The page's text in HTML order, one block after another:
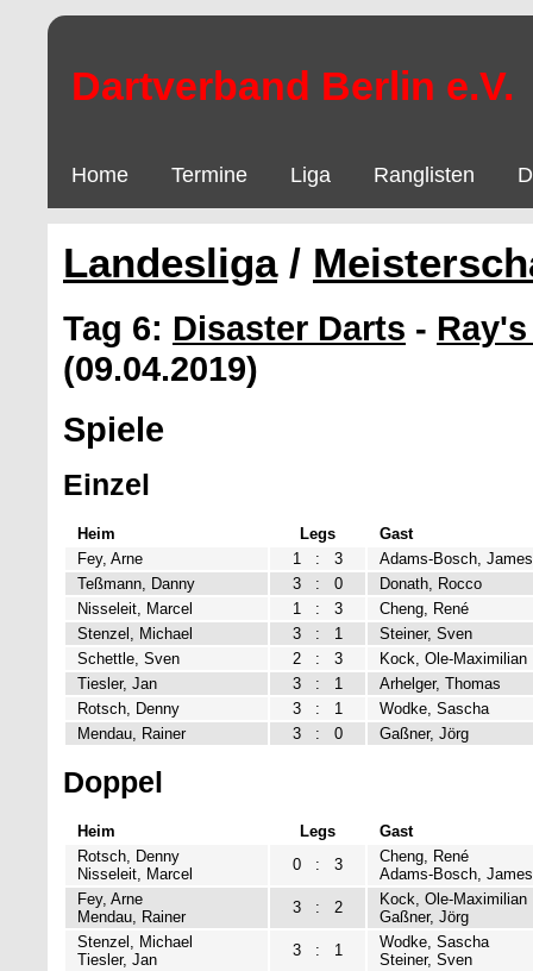
Dartverband Berlin e.V.
Home Termine Liga Ranglisten
Landesliga/
Tag 6: Disaster Darts -
(09.04.2019)
Spiele
Einzel
Heim Legs
Gast
Fey, Arne
1 : 3
Adams-Bosch, James
Teßmann, Danny
3 : 0
Donath, Rocco
Nisseleit, Marcel
1 : 3
Cheng, René
Stenzel, Michael
3 : 1
Steiner, Sven
Schettle, Sven
2 : 3
Kock, Ole-Maximilian
Tiesler, Jan
3 : 1
Arhelger, Thomas
Rotsch, Denny
3 : 1
Wodke, Sascha
Mendau, Rainer
3 : 0 Gaßner, Jörg
Doppel
Heim Legs
Gast
Rotsch, Denny
Nisseleit, Marcel
0 : 3
Cheng, René
Adams-Bosch, James
Fey, Arne
Mendau, Rainer
3 : 2
Kock, Ole-Maximilian
Gaßner, Jörg
Stenzel, Michael
Tiesler, Jan
3 : 1
Wodke, Sascha
Steiner, Sven